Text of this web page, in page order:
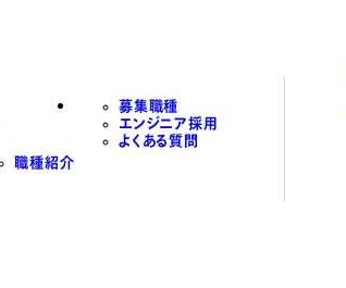
職種紹介
募集職種
エンジニア採用
よくある質問